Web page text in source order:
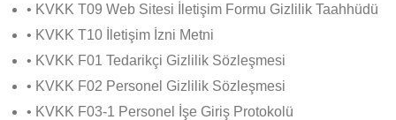
• KVKK T09 Web Sitesi İletişim Formu Gizlilik Taahhüdü
• KVKK T10 İletişim İzni Metni
• KVKK F01 Tedarikçi Gizlilik Sözleşmesi
• KVKK F02 Personel Gizlilik Sözleşmesi
• KVKK F03-1 Personel İşe Giriş Protokolü